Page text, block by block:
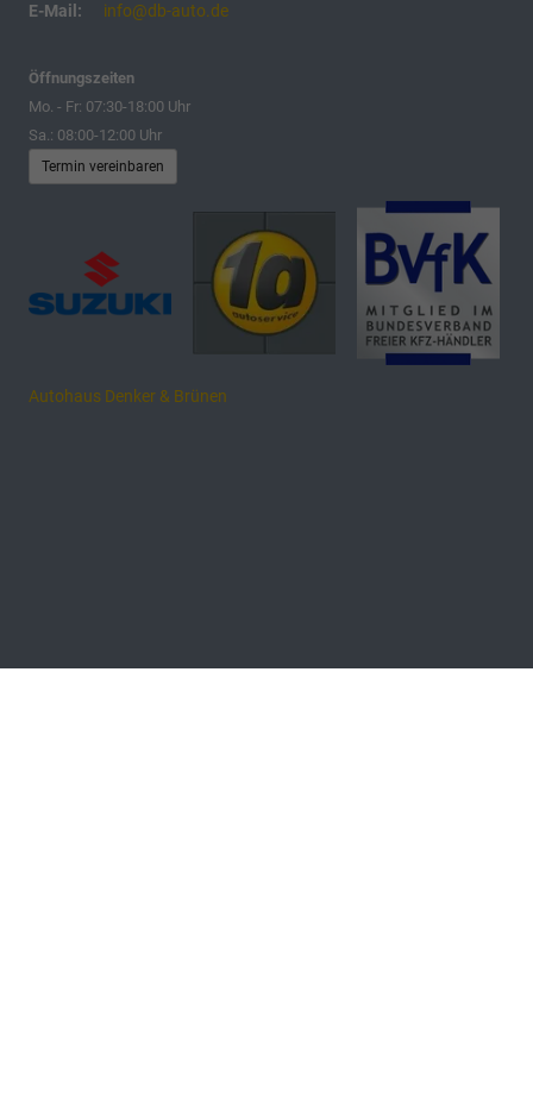
E-Mail:
info@db-auto.de
Öffnungszeiten
Mo. - Fr: 07:30-18:00 Uhr
Sa.: 08:00-12:00 Uhr
Termin vereinbaren
Autohaus Denker & Brünen